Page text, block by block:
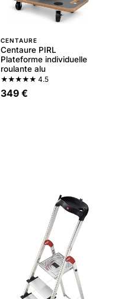
CENTAURE
Centaure PIRL
Plateforme individuelle
roulante alu
★★★★★ 4.5
349 €